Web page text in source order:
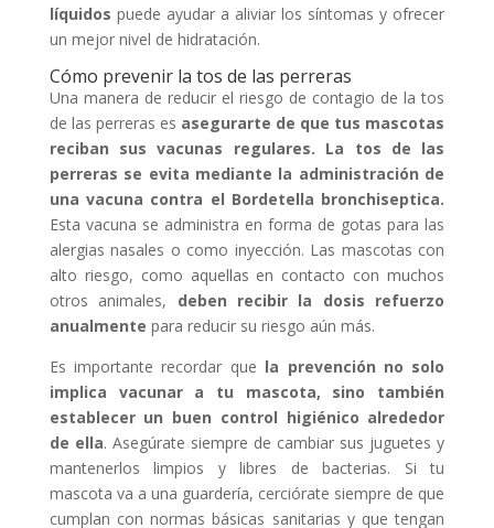
líquidos puede ayudar a aliviar los síntomas y ofrecer
un mejor nivel de hidratación.
Cómo prevenir la tos de las perreras
Una manera de reducir el riesgo de contagio de la tos
de las perreras es asegurarte de que tus mascotas
reciban sus vacunas regulares. La tos de las
perreras se evita mediante la administración de
una vacuna contra el Bordetella bronchiseptica.
Esta vacuna se administra en forma de gotas para las
alergias nasales o como inyección. Las mascotas con
alto riesgo, como aquellas en contacto con muchos
otros animales, deben recibir la dosis refuerzo
anualmente para reducir su riesgo aún más.
Es importante recordar que la prevención no solo
implica vacunar a tu mascota, sino también
establecer un buen control higiénico alrededor
de ella. Asegúrate siempre de cambiar sus juguetes y
mantenerlos limpios y libres de bacterias. Si tu
mascota va a una guardería, cerciórate siempre de que
cumplan con normas básicas sanitarias y que tengan